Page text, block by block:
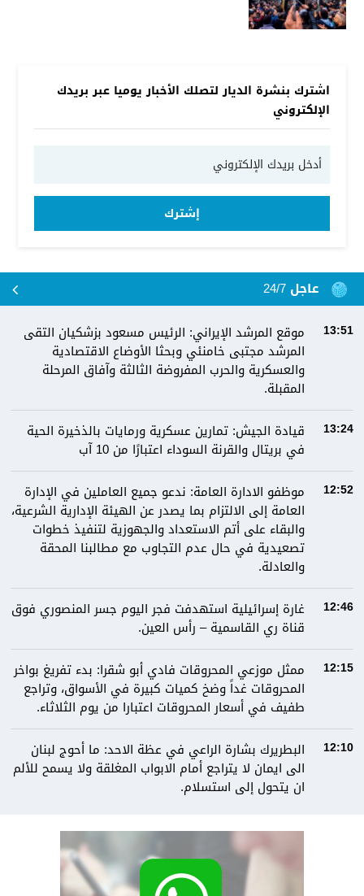
اشترك بنشرة الديار لتصلك الأخبار يوميا عبر بريدك
الإلكتروني
إشترك
عاجل 24/7
13:51
موقع المرشد الإيراني: الرئيس مسعود بزشكيان التقى
المرشد مجتبى خامنئي وبحثا الأوضاع الاقتصادية
والعسكرية والحرب المفروضة الثالثة وآفاق المرحلة
المقبلة.
13:24
قيادة الجيش: تمارين عسكرية ورمايات بالذخيرة الحية
في بريتال والقرنة السوداء اعتبارًا من 10 آب
12:52
موظفو الادارة العامة: ندعو جميع العاملين في الإدارة
العامة إلى الالتزام بما يصدر عن الهيئة الإدارية الشرعية،
والبقاء على أتم الاستعداد والجهوزية لتنفيذ خطوات
تصعيدية في حال عدم التجاوب مع مطالبنا المحقة
والعادلة.
12:46
غارة إسرائيلية استهدفت فجر اليوم جسر المنصوري فوق
قناة ري القاسمية – رأس العين.
12:15
ممثل موزعي المحروقات فادي أبو شقرا: بدء تفريغ بواخر
المحروقات غداً وضخ كميات كبيرة في الأسواق، وتراجع
طفيف في أسعار المحروقات اعتبارا من يوم الثلاثاء.
12:10
البطريرك بشارة الراعي في عظة الاحد: ما أحوج لبنان
الى ايمان لا يتراجع أمام الابواب المغلقة ولا يسمح للألم
ان يتحول إلى استسلام.